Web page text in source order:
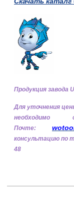
Продукция завода
Для уточнения
необходимо
Почте:
консультацию по
48